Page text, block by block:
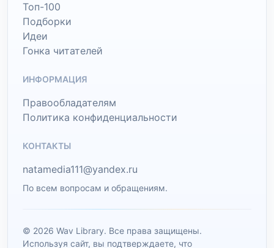
Топ-100
Подборки
Идеи
Гонка читателей
ИНФОРМАЦИЯ
Правообладателям
Политика конфиденциальности
КОНТАКТЫ
natamedia111@yandex.ru
По всем вопросам и обращениям.
© 2026 Wav Library. Все права защищены.
Используя сайт, вы подтверждаете, что